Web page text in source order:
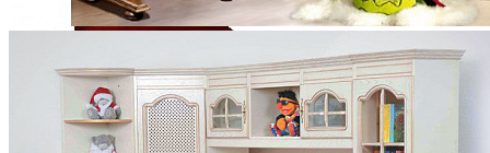
Зеркало "Полонез" ММ-174-30
15 090 ₽
В корзину
Столовая